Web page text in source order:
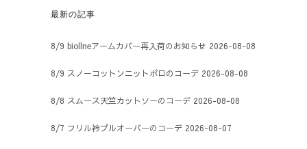
最新の記事
8/9 biollneアームカバー再入荷のお知らせ 2026-08-08
8/9 スノーコットンニットポロのコーデ 2026-08-08
8/8 スムース天竺カットソーのコーデ 2026-08-08
8/7 フリル衿プルオーバーのコーデ 2026-08-07